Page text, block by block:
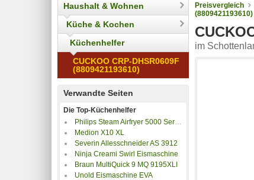
Haushalt & Wohnen
Küche & Kochen
Küchenhelfer
CUCKOO CRP-DHSR0609F
(8809421193610)
Verwandte Seiten
Die Top-Küchenhelfer
Philips Steam Airfryer 5000 Series NA555/00
Medion X10 XL
Severin Allesschneider AS 3912
Ninja Creami Swirl Eismaschine
Braun MultiQuick 9 MQ 9195XLI
Unold Eismaschine EVA
Preisvergleich
(8809421193610)
im